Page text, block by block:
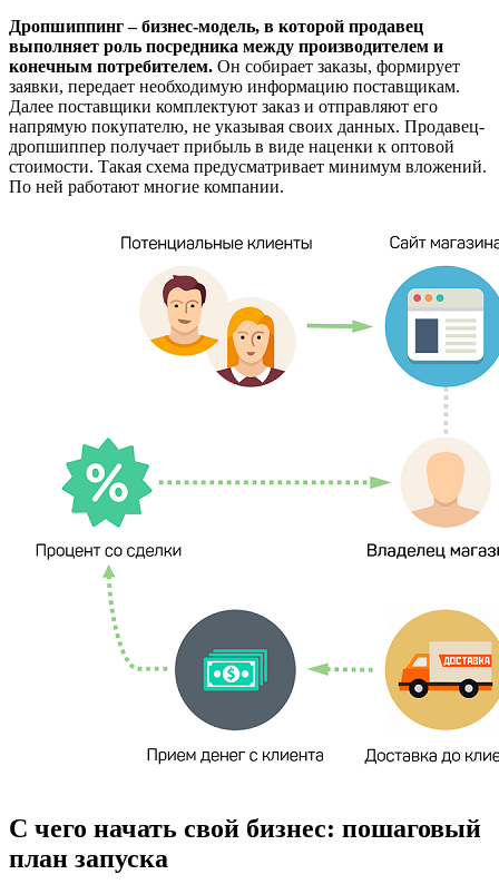
Дропшиппинг – бизнес-модель, в которой продавец
выполняет роль посредника между производителем и
конечным потребителем. Он собирает заказы, формирует
заявки, передает необходимую информацию поставщикам.
Далее поставщики комплектуют заказ и отправляют его
напрямую покупателю, не указывая своих данных. Продавец-
дропшиппер получает прибыль в виде наценки к оптовой
стоимости. Такая схема предусматривает минимум вложений.
По ней работают многие компании.
С чего начать свой бизнес: пошаговый
план запуска